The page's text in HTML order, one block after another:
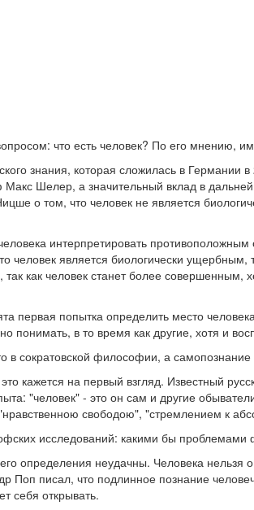
что есть человек? По его мнению,
знания, которая сложилась в
Шелер, а значительный вклад в
о том, что человек не является
интерпретировать
является биологически
как человек станет более совершенным,
попытка определить место
понимать, в то время как другие, хотя и
в сократовской философии, а
кажется на первый взгляд. Известный
"человек" - это он сам и другие
свободою", "стремлением к
исследований: какими бы
определения неудачны. Человека
писал, что подлинное познание
себя открывать.